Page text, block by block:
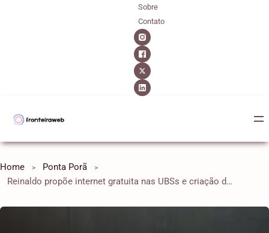
Sobre
Contato
Home
Ponta Porã
Reinaldo propõe internet gratuita nas UBSs e criação de estacionamento na Avenida Presidente Vargas